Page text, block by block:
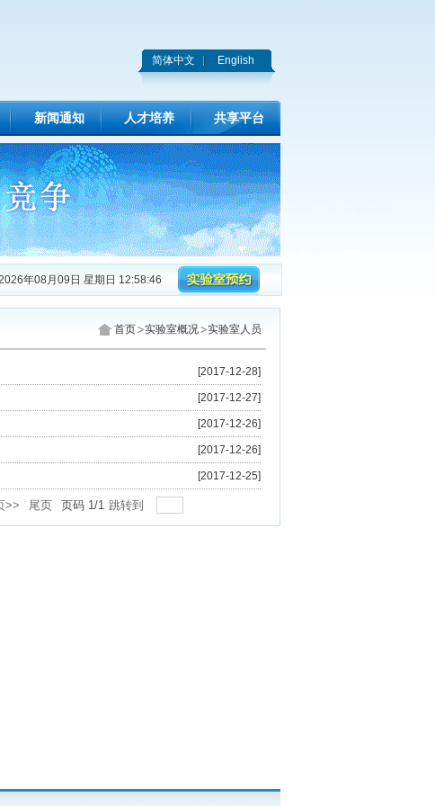
简体中文 English
新闻通知 人才培养 共享平台
年08月09日 星期日 12:58:46
首页 实验室概况 实验室人员
[2017-12-28]
[2017-12-27]
[2017-12-26]
[2017-12-26]
[2017-12-25]
>> 尾页 页码 1/1 跳转到